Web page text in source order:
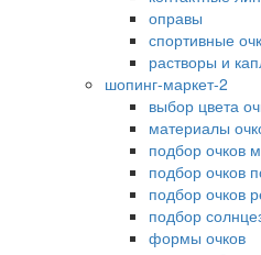
оправы
спортивные
растворы и
шопинг-маркет-2
выбор цвета
материалы
подбор очков
подбор очков
подбор очков
подбор
формы очков